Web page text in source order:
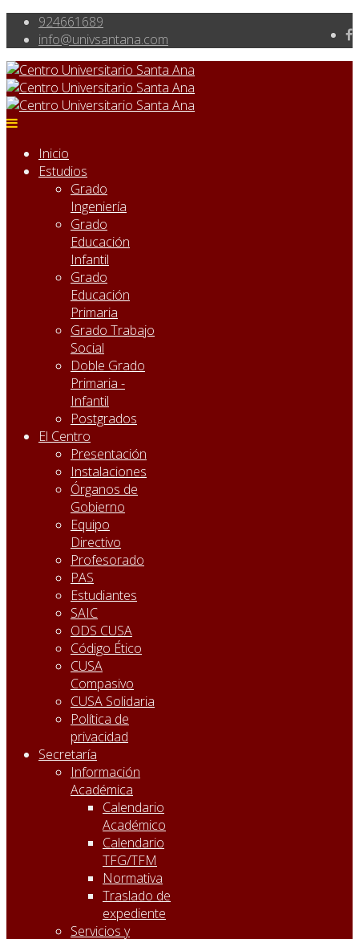
924661689
info@univsantana.com
Inicio
Estudios
Grado
Ingeniería
Grado
Educación
Infantil
Grado
Educación
Primaria
Grado Trabajo
Social
Doble Grado
Primaria -
Infantil
Postgrados
El Centro
Presentación
Instalaciones
Órganos de
Gobierno
Equipo
Directivo
Profesorado
PAS
Estudiantes
SAIC
ODS CUSA
Código Ético
CUSA
Compasivo
CUSA Solidaria
Política de
privacidad
Secretaría
Información
Académica
Calendario
Académico
Calendario
TFG/TFM
Normativa
Traslado de
expediente
Servicios y